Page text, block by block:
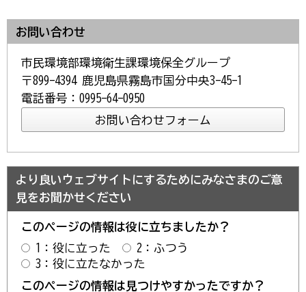
お問い合わせ
市民環境部環境衛生課環境保全グループ
〒899-4394 鹿児島県霧島市国分中央3-45-1
電話番号：0995-64-0950
より良いウェブサイトにするためにみなさまのご意
見をお聞かせください
このページの情報は役に立ちましたか？
1：役に立った
2：ふつう
3：役に立たなかった
このページの情報は見つけやすかったですか？